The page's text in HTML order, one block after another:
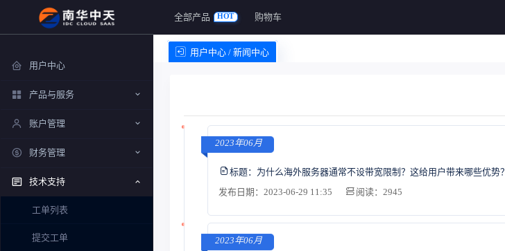
全部产品 HOT 购物车
用户中心 / 新闻中心
用户中心
产品与服务
账户管理
财务管理
技术支持
工单列表
提交工单
2023年06月
标题： 为什么海外服务器通常不设带宽限制？这给用户带来哪些优势？
发布日期：2023-06-29 11:35
阅读：2945
2023年06月